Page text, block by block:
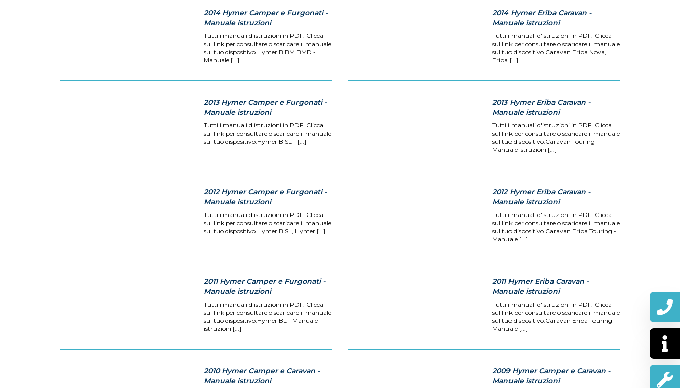
2014 Hymer Camper e Furgonati -
Manuale istruzioni
Tutti i manuali d'istruzioni in PDF. Clicca
sul link per consultare o scaricare il manuale
sul tuo dispositivo.Hymer B BM BMD -
Manuale [...]
2014 Hymer Eriba Caravan -
Manuale istruzioni
Tutti i manuali d'istruzioni in PDF. Clicca
sul link per consultare o scaricare il manuale
sul tuo dispositivo.Caravan Eriba Nova,
Eriba [...]
2013 Hymer Camper e Furgonati -
Manuale istruzioni
Tutti i manuali d'istruzioni in PDF. Clicca
sul link per consultare o scaricare il manuale
sul tuo dispositivo.Hymer B SL - [...]
2013 Hymer Eriba Caravan -
Manuale istruzioni
Tutti i manuali d'istruzioni in PDF. Clicca
sul link per consultare o scaricare il manuale
sul tuo dispositivo.Caravan Touring -
Manuale istruzioni [...]
2012 Hymer Camper e Furgonati -
Manuale istruzioni
Tutti i manuali d'istruzioni in PDF. Clicca
sul link per consultare o scaricare il manuale
sul tuo dispositivo.Hymer B SL, Hymer [...]
2012 Hymer Eriba Caravan -
Manuale istruzioni
Tutti i manuali d'istruzioni in PDF. Clicca
sul link per consultare o scaricare il manuale
sul tuo dispositivo.Caravan Eriba Touring -
Manuale [...]
2011 Hymer Camper e Furgonati -
Manuale istruzioni
Tutti i manuali d'istruzioni in PDF. Clicca
sul link per consultare o scaricare il manuale
sul tuo dispositivo.Hymer BL - Manuale
istruzioni [...]
2011 Hymer Eriba Caravan -
Manuale istruzioni
Tutti i manuali d'istruzioni in PDF. Clicca
sul link per consultare o scaricare il manuale
sul tuo dispositivo.Caravan Eriba Touring -
Manuale [...]
2010 Hymer Camper e Caravan -
Manuale istruzioni
2009 Hymer Camper e Caravan -
Manuale istruzioni